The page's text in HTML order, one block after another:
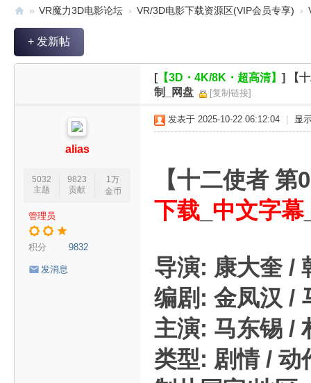
V
» VR魔力3D电影论坛 › VR/3D电影下载资源区(VIP会员专享) ›
+ 发新帖
[【3D・4K/8K・超高清】 ]
【
制_网盘
[复制链接]
alias
5032
主题
9823
贡献
1万
金币
管理员
积分 9832
发消息
发表于 2025-10-22 06:12:04 显
【十二使者
下载 中文字幕
导演: 康大奎 /
编剧: 金凤汉 /
主演: 马东锡 /
类型: 剧情 / 动